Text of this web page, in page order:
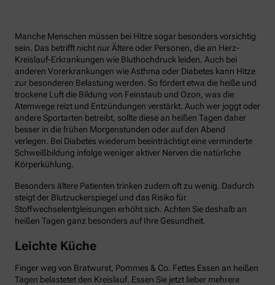
Manche Menschen müssen bei Hitze sogar besonders vorsichtig
sein. Das betrifft nicht nur Ältere oder Personen, die an Herz-
Kreislauf-Erkrankungen wie Bluthochdruck leiden. Auch bei
anderen Vorerkrankungen wie Asthma oder Diabetes kann Hitze
zur besonderen Belastung werden. So fördert etwa die heiße und
trockene Luft die Bildung von Feinstaub und Ozon, was die
Atemwege reizt und Entzündungen verstärkt. Auch wer joggt oder
andere Sportarten betreibt, sollte diese an heißen Tagen daher
besser in die frühen Morgenstunden oder auf den Abend
verlegen. Bei Diabetes wiederum beeinträchtigt eine verminderte
Schweißbildung infolge weniger aktiver Nerven die natürliche
Körperkühlung.
Besonders ältere Patienten trinken zudem oft zu wenig. Dadurch
steigt der Blutzuckerspiegel und das Risiko für
Stoffwechselentgleisungen erhöht sich. Achten Sie deshalb an
heißen Tagen ganz besonders auf Ihre Gesundheit.
Leichte Küche
Finger weg von Bratwurst, Pommes & Co. Fettes Essen an heißen
Tagen belastetet den Kreislauf. Essen Sie jetzt lieber mehrere